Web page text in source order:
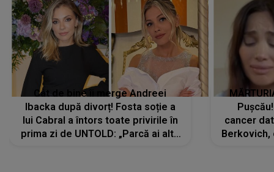
Cât de bine îi merge Andreei
Ibacka după divorț! Fosta soție a
lui Cabral a întors toate privirile în
prima zi de UNTOLD: „Parcă ai altă
cancer
Berkovich,